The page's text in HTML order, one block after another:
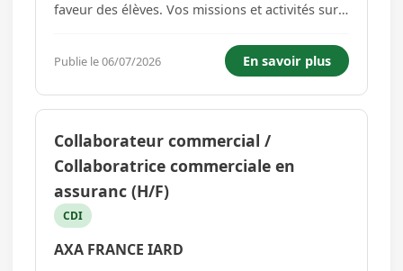
faveur des élèves. Vos missions et activités sur
l'absentéisme et du décrochage -Protection de
l'enfance et des mineurs en danger -
Contribution...
Publie le 06/07/2026 En savoir plus
Collaborateur commercial /
Collaboratrice commerciale en
assuranc (H/F)
CDI
AXA FRANCE IARD